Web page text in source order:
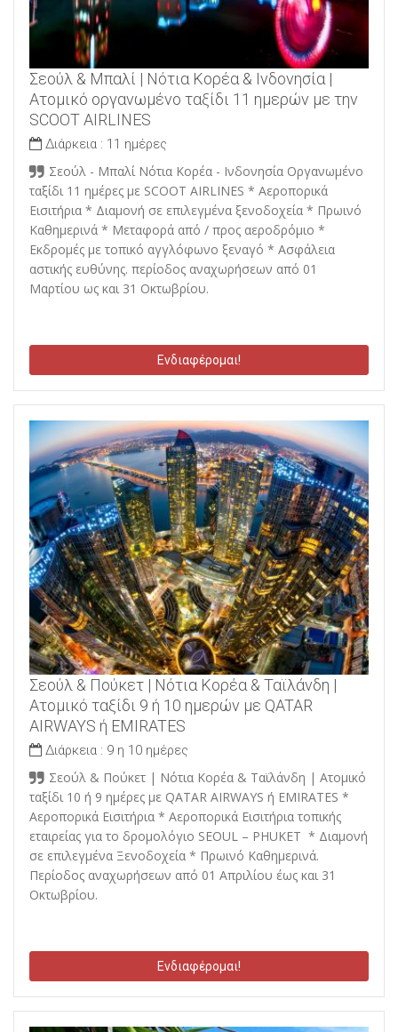
Σεούλ & Μπαλί | Νότια Κορέα & Ινδονησία |
Ατομικό οργανωμένο ταξίδι 11 ημερών με την
SCOOT AIRLINES
Διάρκεια : 11 ημέρες
Σεούλ - Μπαλί Νότια Κορέα - Ινδονησία Οργανωμένο
ταξίδι 11 ημέρες με SCOOT AIRLINES * Αεροπορικά
Εισιτήρια * Διαμονή σε επιλεγμένα ξενοδοχεία * Πρωινό
Καθημερινά * Μεταφορά από / προς αεροδρόμιο *
Εκδρομές με τοπικό αγγλόφωνο ξεναγό * Ασφάλεια
αστικής ευθύνης. περίοδος αναχωρήσεων από 01
Mαρτίου ως και 31 Οκτωβρίου.
Ενδιαφέρομαι!
Σεούλ & Πούκετ | Νότια Κορέα & Ταϊλάνδη |
Ατομικό ταξίδι 9 ή 10 ημερών με QATAR
AIRWAYS ή EMIRATES
Διάρκεια : 9 η 10 ημέρες
Σεούλ & Πούκετ | Νότια Κορέα & Ταϊλάνδη | Ατομικό
ταξίδι 10 ή 9 ημέρες με QATAR AIRWAYS ή EMIRATES *
Αεροπορικά Εισιτήρια * Αεροπορικά Εισιτήρια τοπικής
εταιρείας για το δρομολόγιο SEOUL – PHUKET * Διαμονή
σε επιλεγμένα Ξενοδοχεία * Πρωινό Καθημερινά.
Περίοδος αναχωρήσεων από 01 Απριλίου έως και 31
Οκτωβρίου.
Ενδιαφέρομαι!